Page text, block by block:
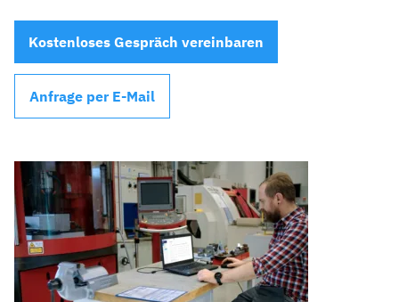
Kostenloses Gespräch vereinbaren
Anfrage per E-Mail